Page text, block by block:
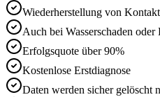
Wiederherstellung von
Auch bei Wasserschaden
Erfolgsquote über 90%
Kostenlose Erstdiagnose
Daten werden sicher gelöscht